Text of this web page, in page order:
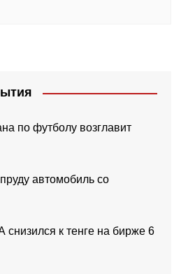
по футболу возглавит
автомобиль со
к тенге на бирже 6